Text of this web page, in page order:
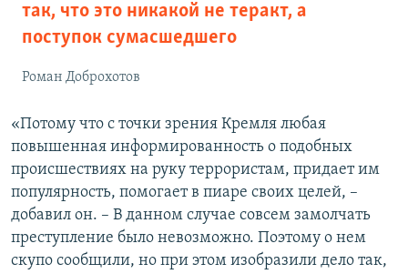
так, что это никакой не теракт, а
поступок сумасшедшего
Роман Доброхотов
«Потому что с точки зрения Кремля любая
повышенная информированность о подобных
происшествиях на руку террористам, придает им
популярность, помогает в пиаре своих целей, –
добавил он. – В данном случае совсем замолчать
преступление было невозможно. Поэтому о нем
скупо сообщили, но при этом изобразили дело так,